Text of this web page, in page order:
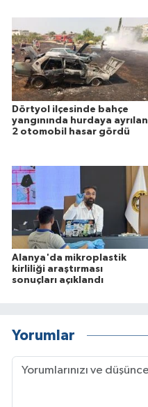
Dörtyol ilçesinde bahçe
yangınında hurdaya ayrılan
2 otomobil hasar gördü
Alanya'da mikroplastik
kirliliği araştırması
sonuçları açıklandı
Yorumlar